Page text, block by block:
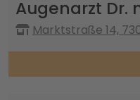
Augenarzt Dr.
Marktstraße 14,